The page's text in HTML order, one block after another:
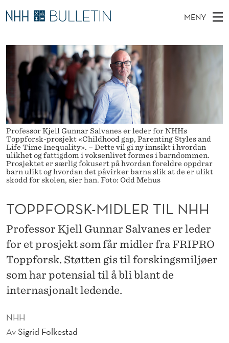
T
O
P
O
R
S
K
D
L
E
R
T
MENY
O
D
M
E
N
Y
Ø
S
T
E
D
E
T
Stipendiater og nye forskerprofiler
Disputaser
Ekspertutvalg
Om Bulletin
Professor Kjell Gunnar Salvanes er leder for NHHs
Toppforsk-prosjekt «Childhood gap, Parenting Styles and
Life Time Inequality». – Dette vil gi ny innsikt i hvordan
ulikhet og fattigdom i voksenlivet formes i barndommen.
Prosjektet er særlig fokusert på hvordan foreldre oppdrar
barn ulikt og hvordan det påvirker barna slik at de er ulikt
skodd for skolen, sier han. Foto: Odd Mehus
NHH
AvSigrid Folkestad
TOPPFORSK-MIDLER TIL NHH
Professor Kjell Gunnar Salvanes er leder
for et prosjekt som får midler fra FRIPRO
Toppforsk. Støtten gis til forskingsmiljøer
som har potensial til å bli blant de
internasjonalt ledende.